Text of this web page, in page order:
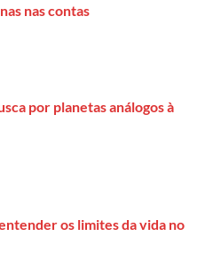
nas contas
por planetas análogos à
os limites da vida no